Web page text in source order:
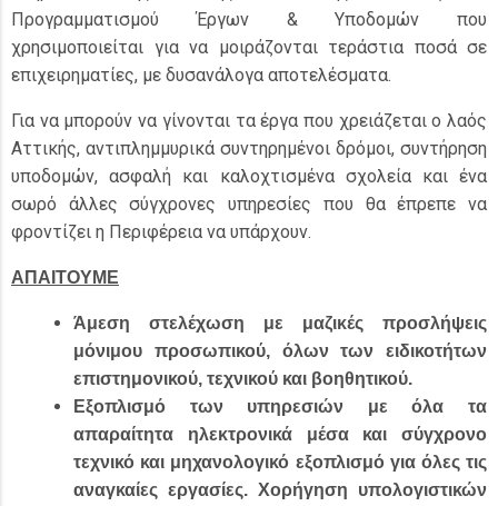
Προγραμματισμού Έργων & Υποδομών που
χρησιμοποιείται για να μοιράζονται τεράστια ποσά σε
επιχειρηματίες, με δυσανάλογα αποτελέσματα.
Για να μπορούν να γίνονται τα έργα που χρειάζεται ο λαός
Αττικής, αντιπλημμυρικά συντηρημένοι δρόμοι, συντήρηση
υποδομών, ασφαλή και καλοχτισμένα σχολεία και ένα
σωρό άλλες σύγχρονες υπηρεσίες που θα έπρεπε να
φροντίζει η Περιφέρεια να υπάρχουν.
ΑΠΑΙΤΟΥΜΕ
Άμεση στελέχωση με μαζικές προσλήψεις
μόνιμου προσωπικού,
όλων των ειδικοτήτων
επιστημονικού, τεχνικού και βοηθητικού.
Εξοπλισμό των υπηρεσιών με όλα τα
απαραίτητα ηλεκτρονικά μέσα και σύγχρονο
τεχνικό και μηχανολογικό εξοπλισμό για όλες τις
αναγκαίες εργασίες. Χορήγηση υπολογιστικών